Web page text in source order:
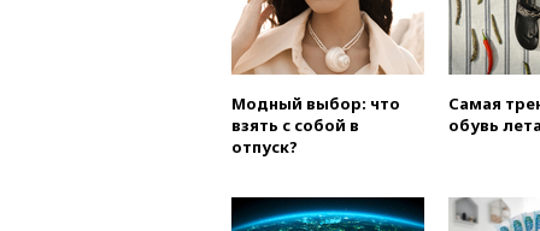
Модный выбор: что
взять с собой в
отпуск?
Самая
обувь